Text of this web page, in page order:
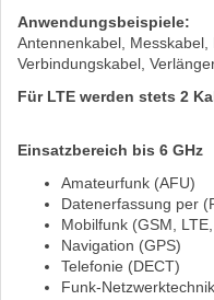
Anwendungsbeispiele:
Antennenkabel,
Verbindungskabel,
Für LTE werden stets 2
Einsatzbereich bis 6 GHz
Amateurfunk (AFU)
Datenerfassung per
Mobilfunk (GSM,
Navigation (GPS)
Telefonie (DECT)
Funk-